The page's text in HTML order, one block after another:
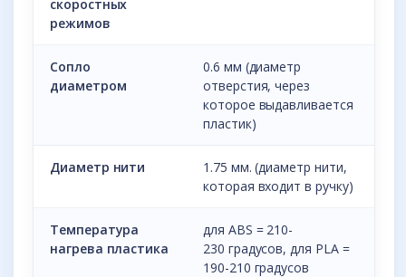
скоростных
режимов
Сопло
диаметром
0.6 мм (диаметр
отверстия, через
которое выдавливается
пластик)
Диаметр нити
1.75 мм. (диаметр нити,
которая входит в ручку)
Температура
нагрева пластика
для ABS = 210-
230 градусов, для PLA =
190-210 градусов